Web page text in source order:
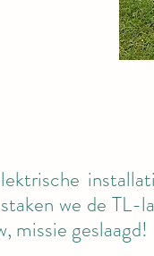
we de TL-
missie geslaagd!